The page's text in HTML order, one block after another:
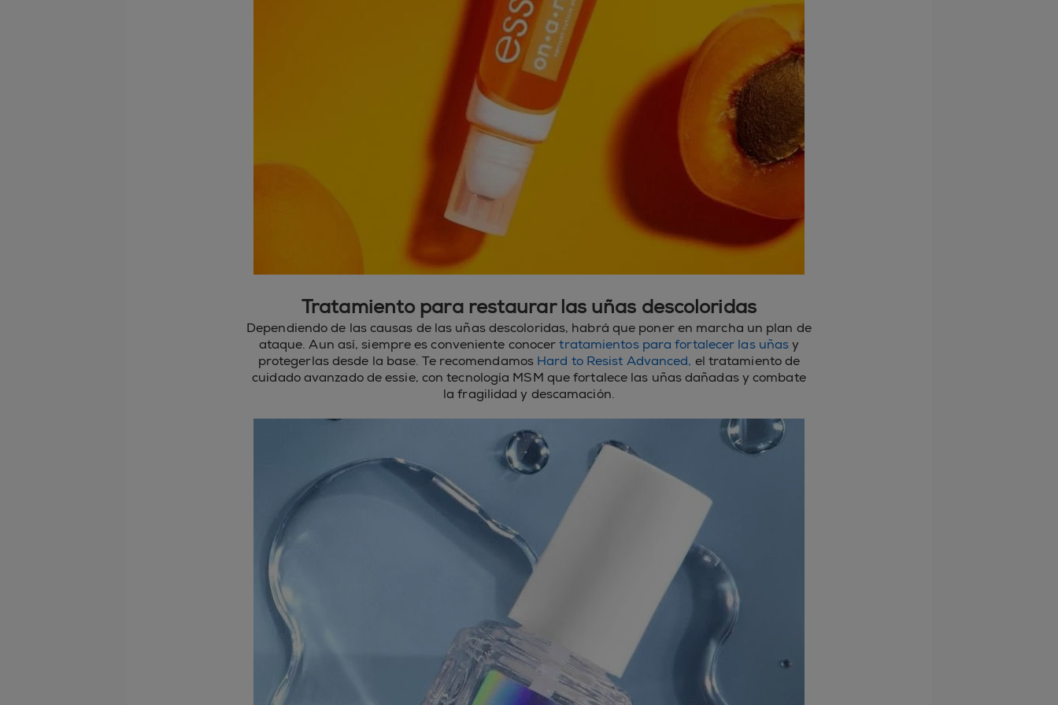
Tratamiento para restaurar las uñas descoloridas
Dependiendo de las causas de las uñas descoloridas, habrá que poner en marcha un plan de
ataque. Aun así, siempre es conveniente conocertratamientos para fortalecer las uñasy
protegerlas desde la base. Te recomendamos Hard to Resist Advanced, el tratamiento de
cuidado avanzado de essie, con tecnología MSM que fortalece las uñas dañadas y combate
la fragilidad y descamación.